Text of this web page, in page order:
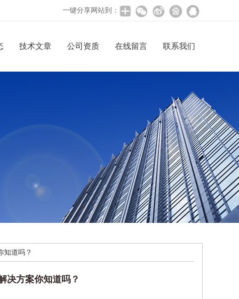
一键分享网站到：
技术文章 公司资质 在线留言 联系我们
知道吗？
决方案你知道吗？